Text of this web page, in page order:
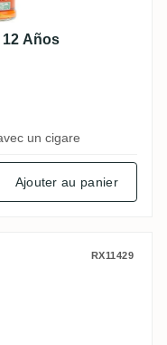
Años
un cigare
Ajouter au panier
8 AñosRX11429